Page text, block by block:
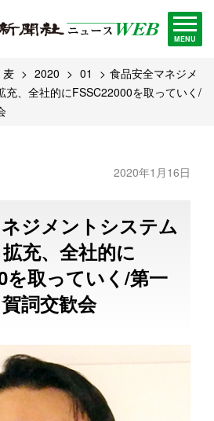
MENU
麦 2020 01
食品安全マネジメ
充、全社的にFSSC22000を取っていく/
2020年1月16日
ジメントシステム
充、全社的に
を取っていく/第一
詞交歓会